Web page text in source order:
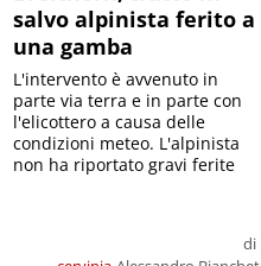
salvo alpinista ferito a
una gamba
di
L'intervento è avvenuto in
parte via terra e in parte con
l'elicottero a causa delle
condizioni meteo. L'alpinista
non ha riportato gravi ferite